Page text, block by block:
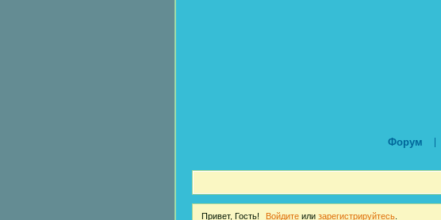
Форум
Привет, Гость! Войдите или зарегистрируйтесь